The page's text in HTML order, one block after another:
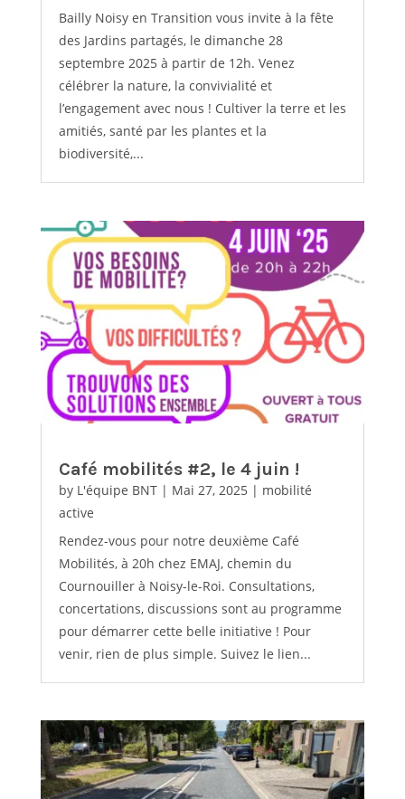
Bailly Noisy en Transition vous invite à la fête
des Jardins partagés, le dimanche 28
septembre 2025 à partir de 12h. Venez
célébrer la nature, la convivialité et
l’engagement avec nous ! Cultiver la terre et les
amitiés, santé par les plantes et la
biodiversité,...
Café mobilités #2, le 4 juin !
by L'équipe BNT| Mai 27, 2025| mobilité
active
Rendez-vous pour notre deuxième Café
Mobilités, à 20h chez EMAJ, chemin du
Cournouiller à Noisy-le-Roi. Consultations,
concertations, discussions sont au programme
pour démarrer cette belle initiative ! Pour
venir, rien de plus simple. Suivez le lien...